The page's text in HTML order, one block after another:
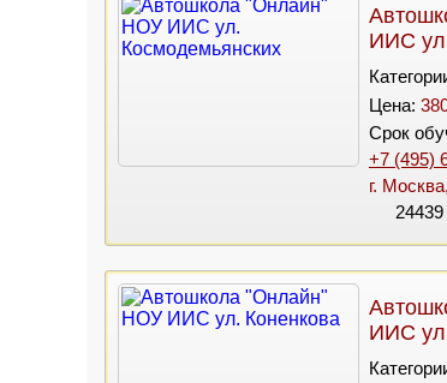
ИИС
Цена:
Срок
+7 (495)
г.
24439
ИИС